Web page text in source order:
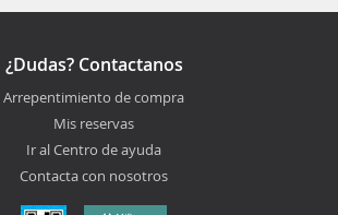
¿Dudas? Contactanos
Arrepentimiento de compra
Mis reservas
Ir al Centro de ayuda
Contacta con nosotros